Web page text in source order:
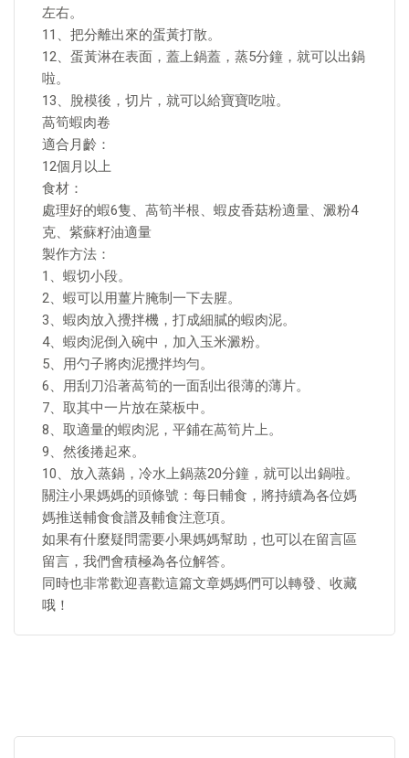
左右。
11、把分離出來的蛋黃打散。
12、蛋黃淋在表面，蓋上鍋蓋，蒸5分鐘，就可以出鍋
啦。
13、脫模後，切片，就可以給寶寶吃啦。
萵筍蝦肉卷
適合月齡：
12個月以上
食材：
處理好的蝦6隻、萵筍半根、蝦皮香菇粉適量、澱粉4
克、紫蘇籽油適量
製作方法：
1、蝦切小段。
2、蝦可以用薑片腌制一下去腥。
3、蝦肉放入攪拌機，打成細膩的蝦肉泥。
4、蝦肉泥倒入碗中，加入玉米澱粉。
5、用勺子將肉泥攪拌均勻。
6、用刮刀沿著萵筍的一面刮出很薄的薄片。
7、取其中一片放在菜板中。
8、取適量的蝦肉泥，平鋪在萵筍片上。
9、然後捲起來。
10、放入蒸鍋，冷水上鍋蒸20分鐘，就可以出鍋啦。
關注小果媽媽的頭條號：每日輔食，將持續為各位媽
媽推送輔食食譜及輔食注意項。
如果有什麼疑問需要小果媽媽幫助，也可以在留言區
留言，我們會積極為各位解答。
同時也非常歡迎喜歡這篇文章媽媽們可以轉發、收藏
哦！